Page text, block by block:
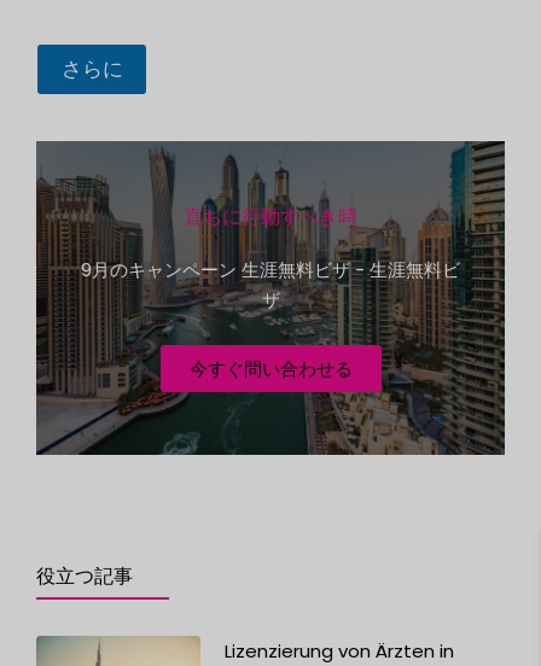
e
s
+
1
ジ
さらに
直ちに行動すべき時
9月のキャンペーン 生涯無料ビザ - 生涯無料ビ
ザ
今すぐ問い合わせる
役立つ記事
Lizenzierung von Ärzten in